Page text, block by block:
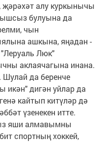
җәрәхәт алу куркынычы
булуына да
чын
ашкына, яңадан -
Люк"
аклаячагына инана.
да беренче
дигән уйлар да
кайтып китүләр дә
үзенекен итте.
яши алмавымны
спортның хоккей,